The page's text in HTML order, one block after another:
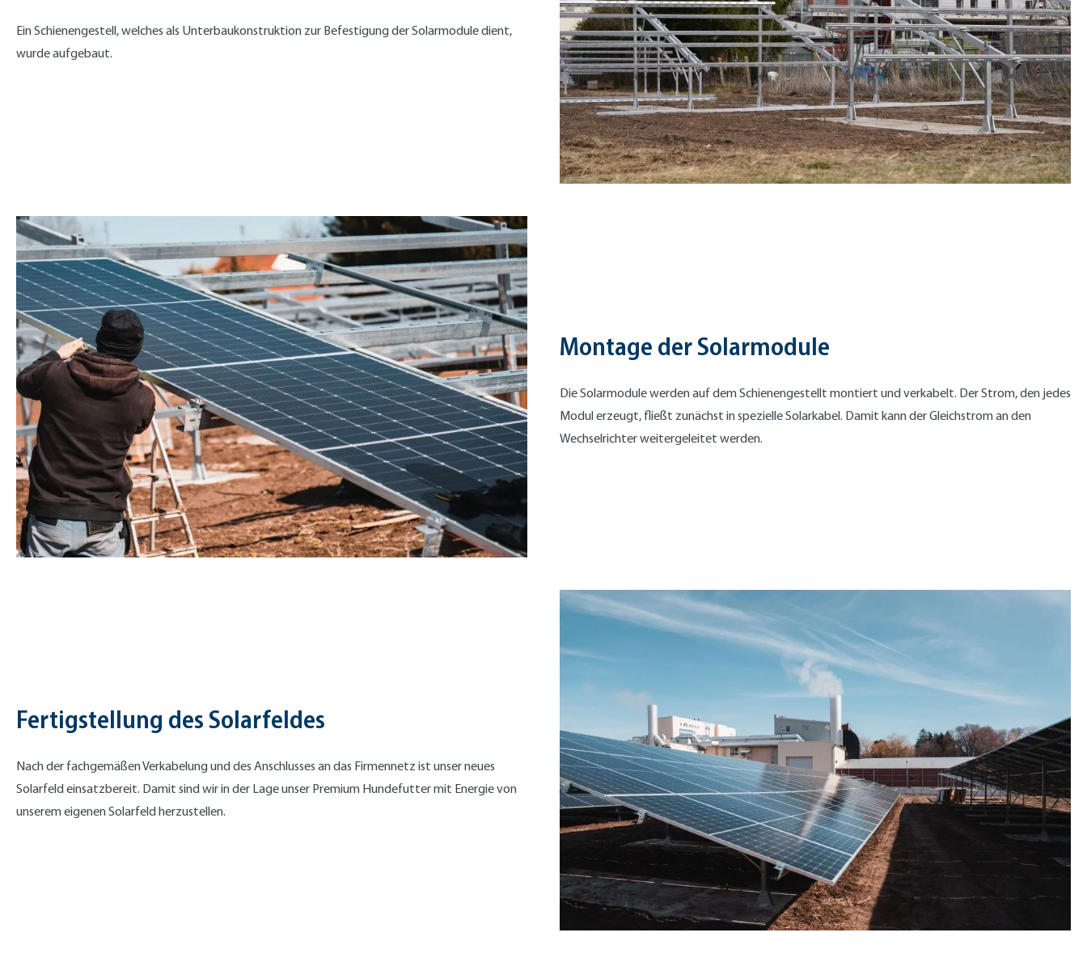
Ein Schienengestell, welches als Unterbaukonstruktion zur Befestigung der Solarmodule dient,
wurde aufgebaut.
Montage der Solarmodule
Die Solarmodule werden auf dem Schienengestellt montiert und verkabelt. Der Strom, den jedes
Modul erzeugt, fließt zunächst in spezielle Solarkabel. Damit kann der Gleichstrom an den
Wechselrichter weitergeleitet werden.
Fertigstellung des Solarfeldes
Nach der fachgemäßen Verkabelung und des Anschlusses an das Firmennetz ist unser neues
Solarfeld einsatzbereit. Damit sind wir in der Lage unser Premium Hundefutter mit Energie von
unserem eigenen Solarfeld herzustellen.